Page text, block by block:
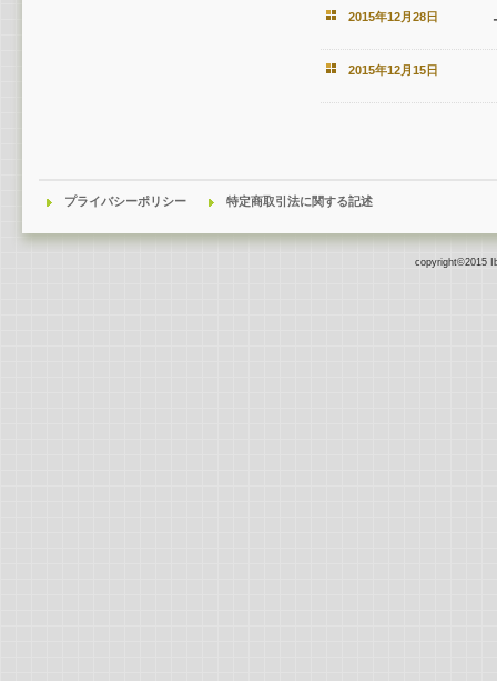
2015年12月28日
2015年12月15日
copyright©2015
プライバシーポリシー 特定商取引法に関する記述